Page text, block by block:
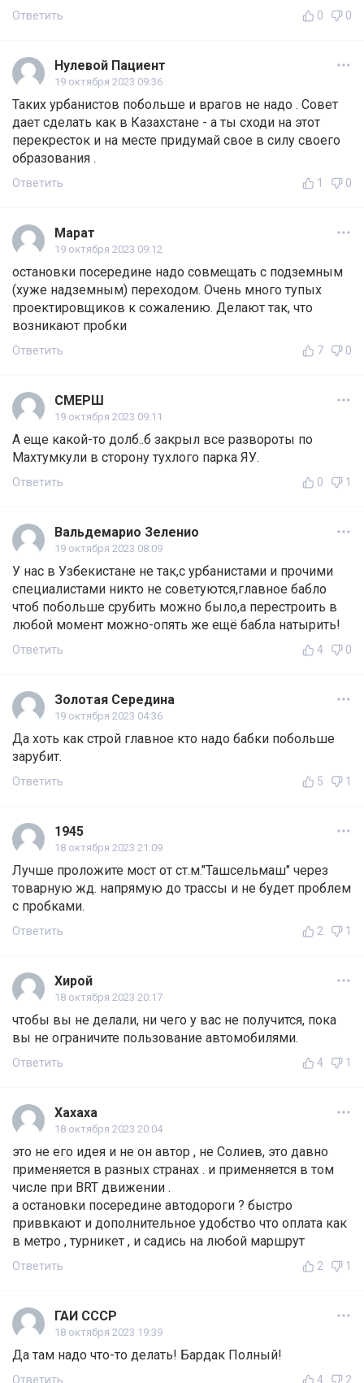
Ответить 0 0
Нулевой Пациент
19 октября 2023 09:36
Таких урбанистов побольше и врагов не надо . Совет
дает сделать как в Казахстане - а ты сходи на этот
перекресток и на месте придумай свое в силу своего
образования .
Ответить 1 0
Марат
19 октября 2023 09:12
остановки посередине надо совмещать с подземным
(хуже надземным) переходом. Очень много тупых
проектировщиков к сожалению. Делают так, что
возникают пробки
Ответить 7 0
СМЕРШ
19 октября 2023 09:11
А еще какой-то долб..б закрыл все развороты по
Махтумкули в сторону тухлого парка ЯУ.
Ответить 0 1
Вальдемарио Зеленио
19 октября 2023 08:09
У нас в Узбекистане не так,с урбанистами и прочими
специалистами никто не советуются,главное бабло
чтоб побольше срубить можно было,а перестроить в
любой момент можно-опять же ещё бабла натырить!
Ответить 4 0
Золотая Середина
19 октября 2023 04:36
Да хоть как строй главное кто надо бабки побольше
зарубит.
Ответить 5 1
1945
18 октября 2023 21:09
Лучше проложите мост от ст.м."Ташсельмаш" через
товарную жд. напрямую до трассы и не будет проблем
с пробками.
Ответить 2 1
Хирой
18 октября 2023 20:17
чтобы вы не делали, ни чего у вас не получится, пока
вы не ограничите пользование автомобилями.
Ответить 4 1
Хахаха
18 октября 2023 20:04
это не его идея и не он автор , не Солиев, это давно
применяется в разных странах . и применяется в том
числе при BRT движении .
а остановки посередине автодороги ? быстро
приввкают и дополнительное удобство что оплата как
в метро , турникет , и садись на любой маршрут
Ответить 2 1
ГАИ СССР
18 октября 2023 19:39
Да там надо что-то делать! Бардак Полный!
Ответить 4 2